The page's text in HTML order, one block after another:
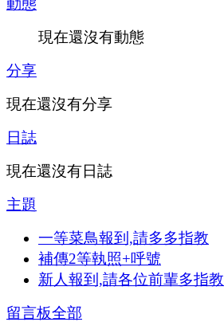
現在還沒有動態
分享
現在還沒有分享
日誌
現在還沒有日誌
主題
一等菜鳥報到,請多多指教
補傳2等執照+呼號
新人報到,請各位前輩多指教
留言板全部